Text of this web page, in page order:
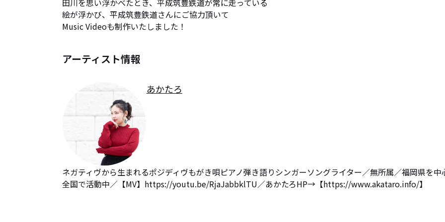
田川を思い浮かべたとき、平成筑豊鉄道が常に走っている
絵が浮かび、平成筑豊鉄道さんにご協力頂いて
Music Videoも制作いたしました！
アーティスト情報
あかたろ
ネガティヴから生まれるポジディヴもがき唄ピアノ弾き語りシンガーソングライター／無所属／福岡県を中
全国で活動中／【MV】https://youtu.be/RjaJabbklTU／あかたろHP→【https://www.akataro.info/】